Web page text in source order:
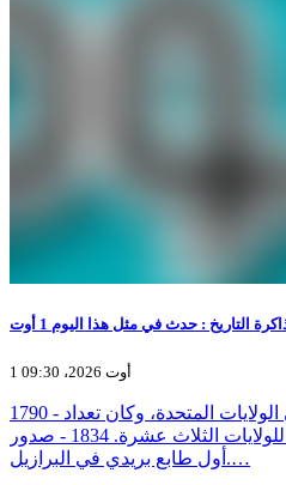
1 أوت 2026، 09:30
1790 - إجراء أول تعداد للسكان في الولايات المتحدة، وكان تعداد
السكان آنذاك 4 ملايين مواطن للولايات الثلاث عشرة. 1834 - صدور
أول طابع بريدي في البرازيل.…